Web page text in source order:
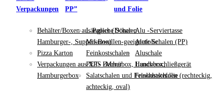
Verpackungen
Behälter/Boxen aus Papier (Döner-,
Hamburger-, Suppen-Box)
Pizza Karton
Verpackungen aus XPS -Menübox, Lunchbox,
Hamburgerbox
PP”
Längliche Schalen
Mikrowellen-geeignete Schalen (PP)
Feinkostschalen
PET- Becher
Salatschalen und Feinkostschalen (rechteckig,
achteckig, oval)
und Folie
Alu -Serviertasse
Alufolie
Aluschale
Handverschließgerät
Frischhaltefolie